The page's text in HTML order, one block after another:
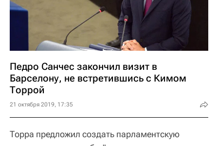
Педро Санчес закончил визит в
Барселону, не встретившись с Кимом
Торрой
21 октября 2019, 17:35
Торра предложил создать парламентскую